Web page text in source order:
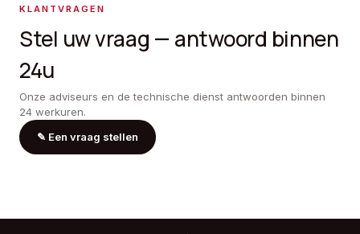
KLANTVRAGEN
Stel uw vraag — antwoord binnen
24u
Onze adviseurs en de technische dienst antwoorden binnen
24 werkuren.
✎ Een vraag stellen